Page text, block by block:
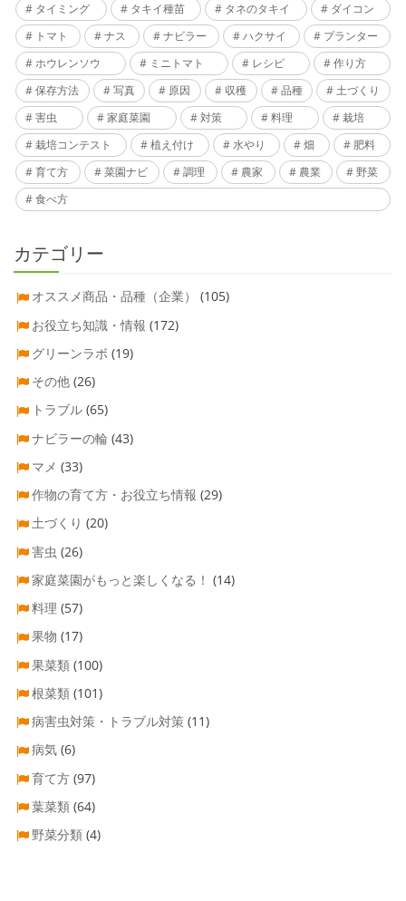
タイミング
タキイ種苗 タネのタキイ
ダイコン
トマト
ナス ナビラー ハクサイ
プランター
ホウレンソウ
ミニトマト レシピ
作り方
保存方法
写真 原因 収穫 品種
土づくり
害虫
家庭菜園 対策 料理
栽培
栽培コンテスト
植え付け 水やり 畑
肥料
育て方
菜園ナビ 調理 農家 農業
野菜
食べ方
カテゴリー
オススメ商品・品種（企業）
(105)
お役立ち知識・情報 (172)
グリーンラボ (19)
その他 (26)
トラブル (65)
ナビラーの輪 (43)
マメ (33)
作物の育て方・お役立ち情報 (29)
土づくり (20)
害虫 (26)
家庭菜園がもっと楽しくなる！ (14)
料理 (57)
果物 (17)
果菜類 (100)
根菜類 (101)
病害虫対策・トラブル対策 (11)
病気 (6)
育て方 (97)
葉菜類 (64)
野菜分類 (4)